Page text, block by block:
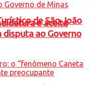
de São João
e aceita
disputa ao Governo